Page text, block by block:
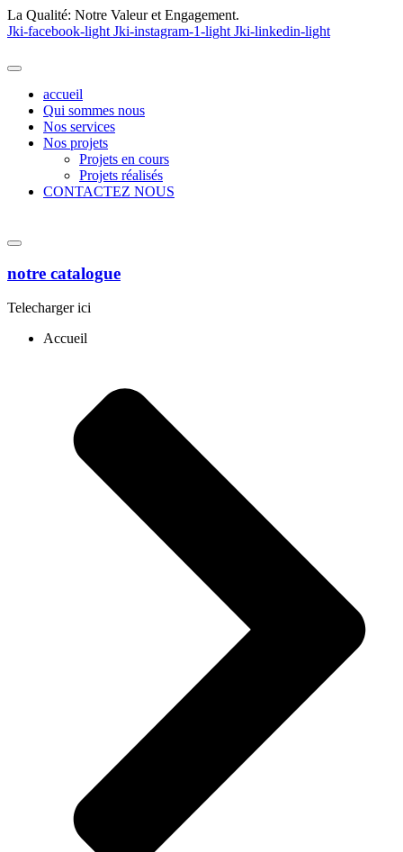
La Qualité: Notre Valeur et Engagement.
Jki-facebook-light Jki-instagram-1-light Jki-linkedin-light
accueil
Qui sommes nous
Nos services
Nos projets
Projets en cours
Projets réalisés
CONTACTEZ NOUS
notre catalogue
Telecharger ici
Accueil